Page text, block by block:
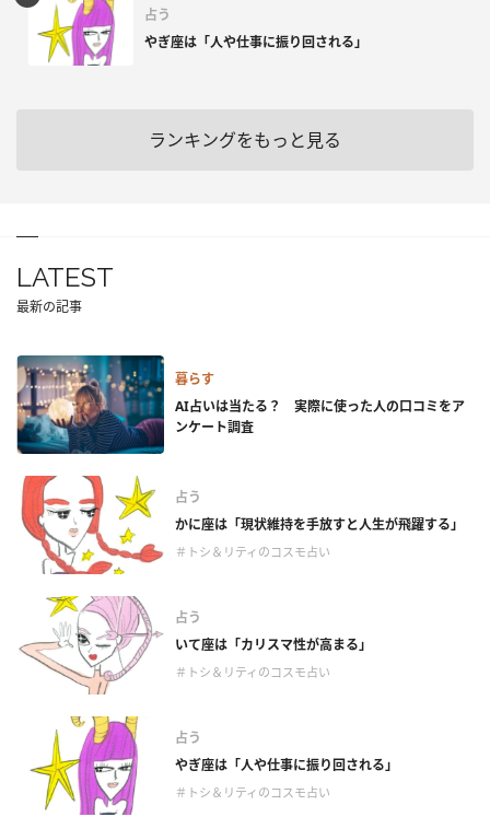
占う
やぎ座は「人や仕事に振り回される」
ランキングをもっと見る
LATEST
最新の記事
暮らす
AI占いは当たる？ 実際に使った人の口コミをア
ンケート調査
占う
かに座は「現状維持を手放すと人生が飛躍する」
＃トシ＆リティのコスモ占い
占う
いて座は「カリスマ性が高まる」
＃トシ＆リティのコスモ占い
占う
やぎ座は「人や仕事に振り回される」
＃トシ＆リティのコスモ占い